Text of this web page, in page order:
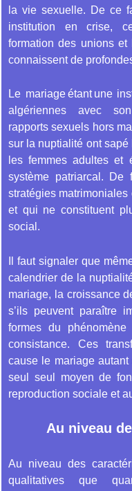
la vie sexuelle. De ce
institution en crise,
formation des unions
connaissent de
Le mariage étant une
algériennes avec son
rapports sexuels hors
sur la nuptialité ont sapé
les femmes adultes et
système patriarcal.
stratégies
et qui ne constituent
social.
Il faut signaler que
calendrier de la
mariage, la croissance
s’ils peuvent paraître
formes du
consistance. Ces
cause le mariage
seul seul moyen de
reproduction sociale et
Au niveau
Au niveau des
qualitatives que